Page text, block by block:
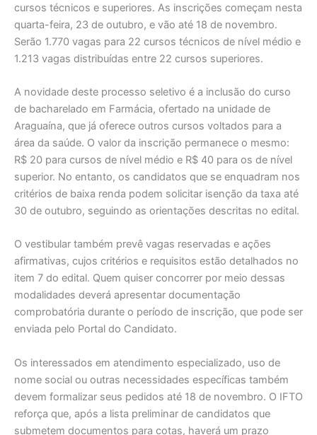
cursos técnicos e superiores. As inscrições começam nesta
quarta-feira, 23 de outubro, e vão até 18 de novembro.
Serão 1.770 vagas para 22 cursos técnicos de nível médio e
1.213 vagas distribuídas entre 22 cursos superiores.
A novidade deste processo seletivo é a inclusão do curso
de bacharelado em Farmácia, ofertado na unidade de
Araguaína, que já oferece outros cursos voltados para a
área da saúde. O valor da inscrição permanece o mesmo:
R$ 20 para cursos de nível médio e R$ 40 para os de nível
superior. No entanto, os candidatos que se enquadram nos
critérios de baixa renda podem solicitar isenção da taxa até
30 de outubro, seguindo as orientações descritas no edital.
O vestibular também prevê vagas reservadas e ações
afirmativas, cujos critérios e requisitos estão detalhados no
item 7 do edital. Quem quiser concorrer por meio dessas
modalidades deverá apresentar documentação
comprobatória durante o período de inscrição, que pode ser
enviada pelo Portal do Candidato.
Os interessados em atendimento especializado, uso de
nome social ou outras necessidades específicas também
devem formalizar seus pedidos até 18 de novembro. O IFTO
reforça que, após a lista preliminar de candidatos que
submetem documentos para cotas, haverá um prazo